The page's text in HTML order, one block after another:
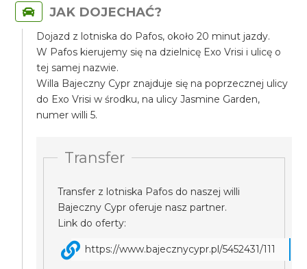
JAK DOJECHAĆ?
Dojazd z lotniska do Pafos, około 20 minut jazdy.
W Pafos kierujemy się na dzielnicę Exo Vrisi i ulicę o
tej samej nazwie.
Willa Bajeczny Cypr znajduje się na poprzecznej ulicy
do Exo Vrisi w środku, na ulicy Jasmine Garden,
numer willi 5.
Transfer
Transfer z lotniska Pafos do naszej willi
Bajeczny Cypr oferuje nasz partner.
Link do oferty:
https://www.bajecznycypr.pl/5452431/111